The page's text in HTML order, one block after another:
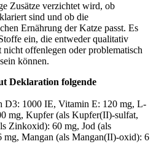
Zusätze verzichtet wird, ob
sind und ob die
Ernährung der Katze passt. Es
ein, die entweder qualitativ
offenlegen oder problematisch
können.
Deklaration folgende
D3: 1000 IE, Vitamin E: 120 mg, L-
mg, Kupfer (als Kupfer(II)-sulfat,
Zinkoxid): 60 mg, Jod (als
mg, Mangan (als Mangan(II)-oxid): 6